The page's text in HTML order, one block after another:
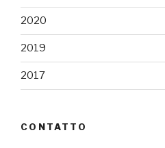
2020
2019
2017
CONTATTO